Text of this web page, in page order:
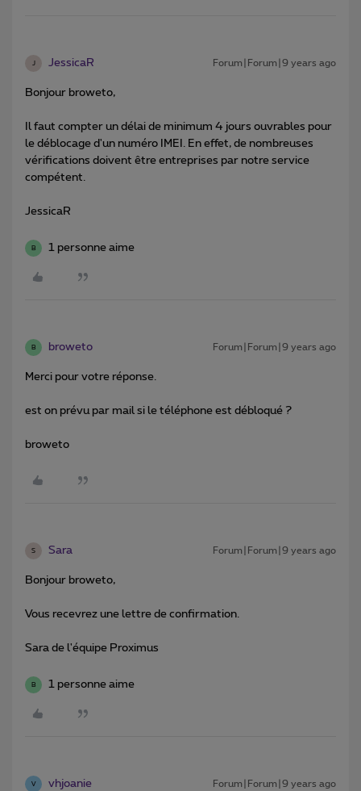
JessicaR Forum|Forum|9 years ago
Bonjour broweto,
Il faut compter un délai de minimum 4 jours ouvrables pour
le déblocage d'un numéro IMEI. En effet, de nombreuses
vérifications doivent être entreprises par notre service
compétent.
JessicaR
B 1 personne aime
B broweto Forum|Forum|9 years ago
Merci pour votre réponse.
est on prévu par mail si le téléphone est débloqué ?
broweto
S Sara Forum|Forum|9 years ago
Bonjour broweto,
Vous recevrez une lettre de confirmation.
Sara de l'équipe Proximus
B 1 personne aime
V vhjoanie Forum|Forum|9 years ago